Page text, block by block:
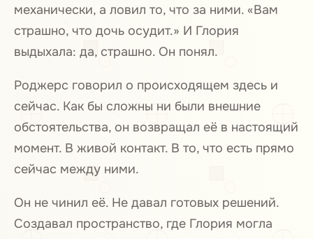
механически, а ловил то, что за ними. «Вам
страшно, что дочь осудит.» И Глория
выдыхала: да, страшно. Он понял.
Роджерс говорил о происходящем здесь и
сейчас. Как бы сложны ни были внешние
обстоятельства, он возвращал её в настоящий
момент. В живой контакт. В то, что есть прямо
сейчас между ними.
Он не чинил её. Не давал готовых решений.
Создавал пространство, где Глория могла